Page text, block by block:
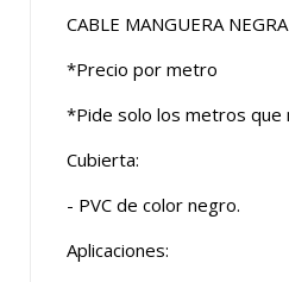
CABLE MANGUERA
*Precio por metro
*Pide solo los metros que
Cubierta:
- PVC de color negro.
Aplicaciones: